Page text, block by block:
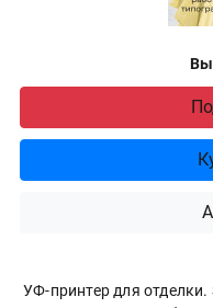
УФ-принтер для